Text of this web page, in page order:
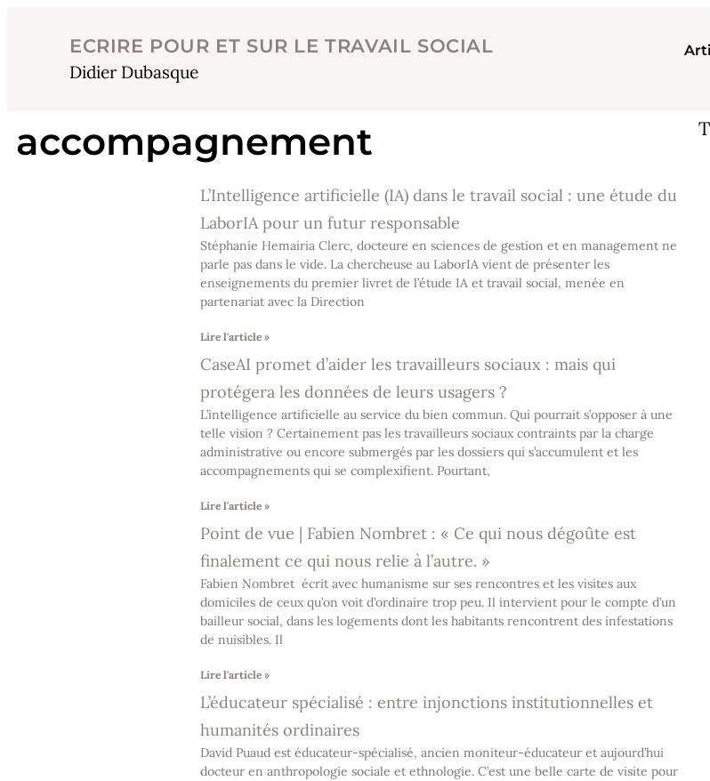
ECRIRE POUR ET SUR LE TRAVAIL SOCIAL
Didier Dubasque
accompagnement
L’Intelligence artificielle (IA) dans le travail social : une étude du
LaborIA pour un futur responsable
Stéphanie Hemairia Clerc, docteure en sciences de gestion et en management ne
parle pas dans le vide. La chercheuse au LaborIA vient de présenter les
enseignements du premier livret de l’étude IA et travail social, menée en
partenariat avec la Direction
Lire l'article »
CaseAI promet d’aider les travailleurs sociaux : mais qui
protégera les données de leurs usagers ?
L’intelligence artificielle au service du bien commun. Qui pourrait s’opposer à une
telle vision ? Certainement pas les travailleurs sociaux contraints par la charge
administrative ou encore submergés par les dossiers qui s’accumulent et les
accompagnements qui se complexifient. Pourtant,
Lire l'article »
Point de vue | Fabien Nombret : « Ce qui nous dégoûte est
finalement ce qui nous relie à l’autre. »
Fabien Nombret écrit avec humanisme sur ses rencontres et les visites aux
domiciles de ceux qu’on voit d’ordinaire trop peu. Il intervient pour le compte d’un
bailleur social, dans les logements dont les habitants rencontrent des infestations
de nuisibles. Il
Lire l'article »
L’éducateur spécialisé : entre injonctions institutionnelles et
humanités ordinaires
David Puaud est éducateur-spécialisé, ancien moniteur-éducateur et aujourd’hui
docteur en anthropologie sociale et ethnologie. C’est une belle carte de visite pour